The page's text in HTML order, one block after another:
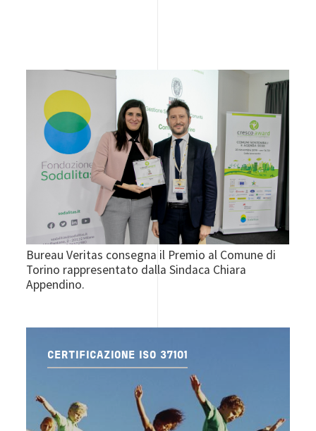
Bureau Veritas consegna il Premio al Comune di
Torino rappresentato dalla Sindaca Chiara
Appendino.
CERTIFICAZIONE ISO 37101